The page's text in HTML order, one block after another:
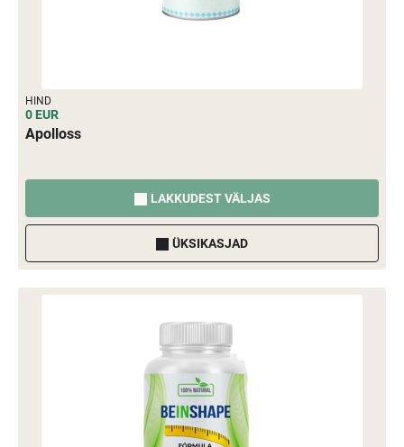
HIND
0 EUR
Apolloss
LAKKUDEST VÄLJAS
ÜKSIKASJAD